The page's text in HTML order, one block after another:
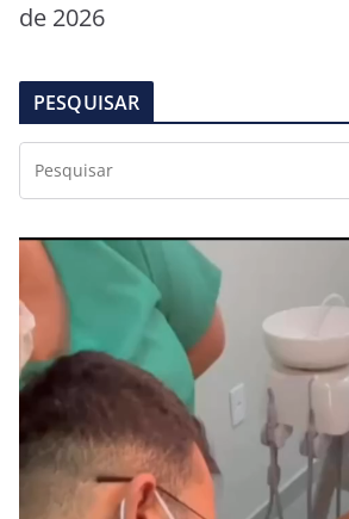
de 2026
PESQUISAR